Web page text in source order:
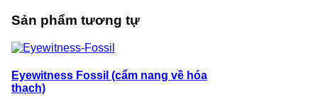
Sản phẩm tương tự
Eyewitness Fossil (cẩm nang về hóa
thạch)